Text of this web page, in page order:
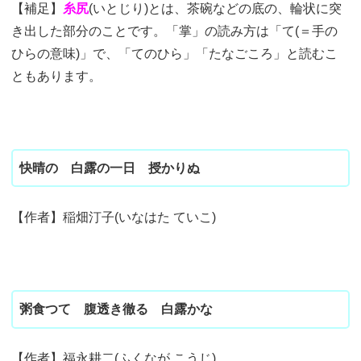
【補足】 糸尻(いとじり)とは、茶碗などの底の、輪状に突
き出した部分のことです。「掌」の読み方は「て(＝手の
ひらの意味)」で、「てのひら」「たなごころ」と読むこ
ともあります。
快晴の 白露の一日 授かりぬ
【作者】稲畑汀子(いなはた ていこ)
粥食つて 腹透き徹る 白露かな